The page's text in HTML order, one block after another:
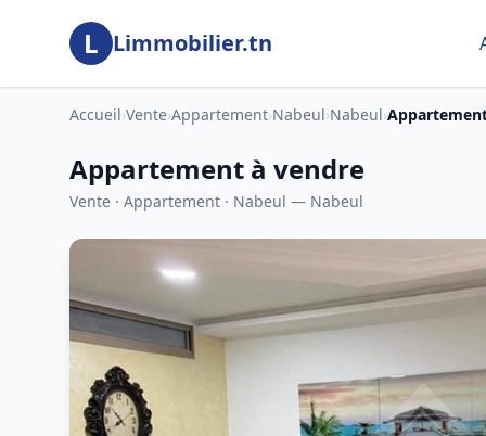
Aller au contenu principal
L Limmobilier.tn
Accueil›Vente›Appartement›Nabeul›Nabeul›
Appartement à vendre
Vente · Appartement · Nabeul — Nabeul